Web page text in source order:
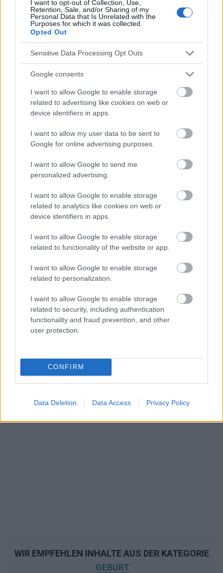
I want to opt-out of Collection, Use,
Retention, Sale, and/or Sharing of my
Personal Data that Is Unrelated with the
Purposes for which it was collected.
Opted Out
Sensitive Data Processing Opt Outs
Google consents
I want to allow Google to enable storage
related to advertising like cookies on web or
device identifiers in apps.
I want to allow my user data to be sent to
Google for online advertising purposes.
I want to allow Google to send me
personalized advertising.
I want to allow Google to enable storage
related to analytics like cookies on web or
device identifiers in apps.
I want to allow Google to enable storage
related to functionality of the website or app.
I want to allow Google to enable storage
related to personalization.
I want to allow Google to enable storage
related to security, including authentication
functionality and fraud prevention, and other
user protection.
CONFIRM
Data Deletion Data Access Privacy Policy
und Geburtshelfer zur Impfung von Schwangeren gegen
COVID19 (Wrocław 26.04.2021). 2.Empfehlungen des
Gesundheitsministeriums zur Möglichkeit von Familiengeburten
unter den Bedingungen der COVID-19-Epidemie in Polen
(16.09.2021). 3.Empfehlungen des Gesundheitsministeriums
zum Känguruhen von Kindern durch eine Begleitperson während
der Entbindung per Kaiserschnitt (16.09.2021).
Die Inhalte und Materialien auf dieser Website dienen nur zu
Bildungs- und Informationszwecken. Der Herausgeber und die
Anwendung verantwortlich. Bevor Sie Ratschläge oder Tipps auf
der Website verwenden, ist es unbedingt erforderlich, einen Arzt
WIR EMPFEHLEN INHALTE AUS DER KATEGORIE
GEBURT